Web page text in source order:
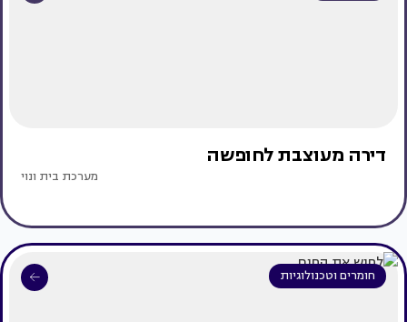
דירה מעוצבת לחופשה
מערכת בית ונוי
חומרים וטכנולוגיות